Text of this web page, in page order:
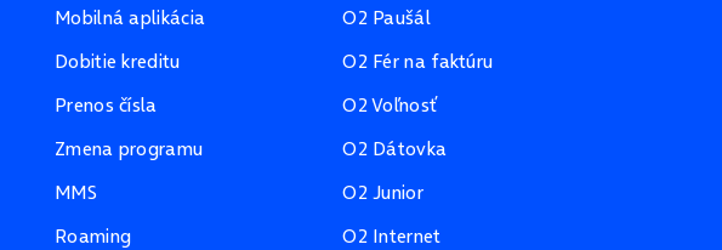
Mobilná aplikácia
Dobitie kreditu
Prenos čísla
Zmena programu
MMS
Roaming
O2 Paušál
O2 Fér na faktúru
O2 Voľnosť
O2 Dátovka
O2 Junior
O2 Internet